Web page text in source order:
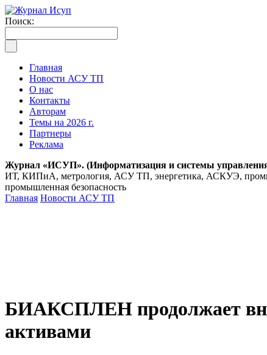
Поиск:
Главная
Новости АСУ ТП
О нас
Контакты
Авторам
Темы на 2026 г.
Партнеры
Реклама
Журнал «ИСУП». (Информатизация и системы
ИТ, КИПиА, метрология, АСУ ТП, энергетика, АСКУЭ,
промышленная безопасность
Главная Новости АСУ ТП
БИАКСПЛЕН продолжает
активами